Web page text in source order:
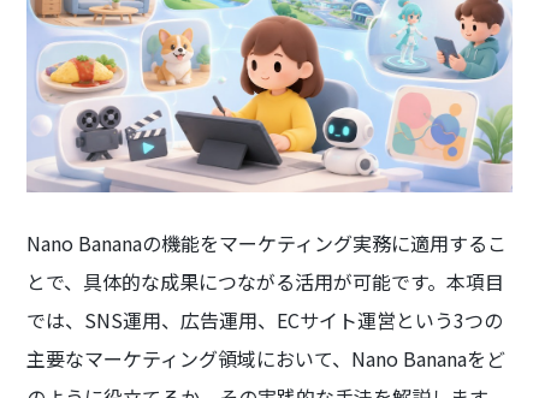
Nano Bananaの機能をマーケティング実務に適用するこ
とで、具体的な成果につながる活用が可能です。本項目
では、SNS運用、広告運用、ECサイト運営という3つの
主要なマーケティング領域において、Nano Bananaをど